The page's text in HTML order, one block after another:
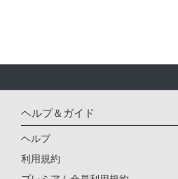
ヘルプ＆ガイド
ヘルプ
利用規約